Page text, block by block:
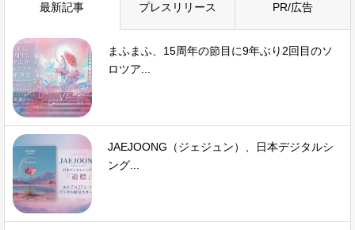
最新記事 プレスリリース PR/広告
まふまふ、15周年の節目に9年ぶり2回目のソ
ロツア...
JAEJOONG（ジェジュン）、日本デジタルシ
ング...